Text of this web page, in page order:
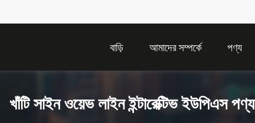
বাড়ি আমাদের সম্পর্কে পণ্য
খাঁটি সাইন ওয়েভ লাইন ইন্টারেক্টিভ ইউপিএস পণ্য